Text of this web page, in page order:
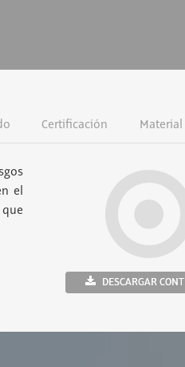
Certificación
el
DESCARGAR